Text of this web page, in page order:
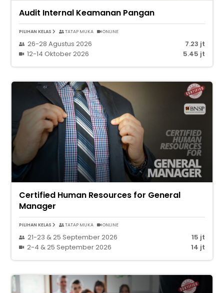
Audit Internal Keamanan Pangan
PILIHAN KELAS TATAP MUKA ONLINE
26-28 Agustus 2026
7.23 jt
12-14 Oktober 2026
5.45 jt
Certified Human Resources for General
Manager
PILIHAN KELAS TATAP MUKA ONLINE
21-23 & 25 September 2026
15 jt
2-4 & 25 September 2026
14 jt